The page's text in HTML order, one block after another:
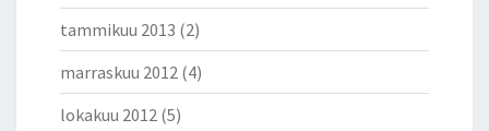
tammikuu 2013 (2)
marraskuu 2012 (4)
lokakuu 2012 (5)